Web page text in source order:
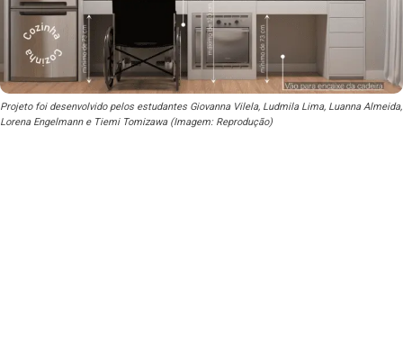
Projeto foi desenvolvido pelos estudantes Giovanna Vilela, Ludmila Lima, Luanna Almeida,
Lorena Engelmann e Tiemi Tomizawa (Imagem: Reprodução)